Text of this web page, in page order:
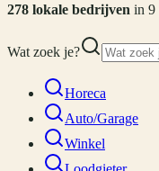
278 lokale bedrijven in 9
Wat zoek je?
Horeca
Auto/Garage
Winkel